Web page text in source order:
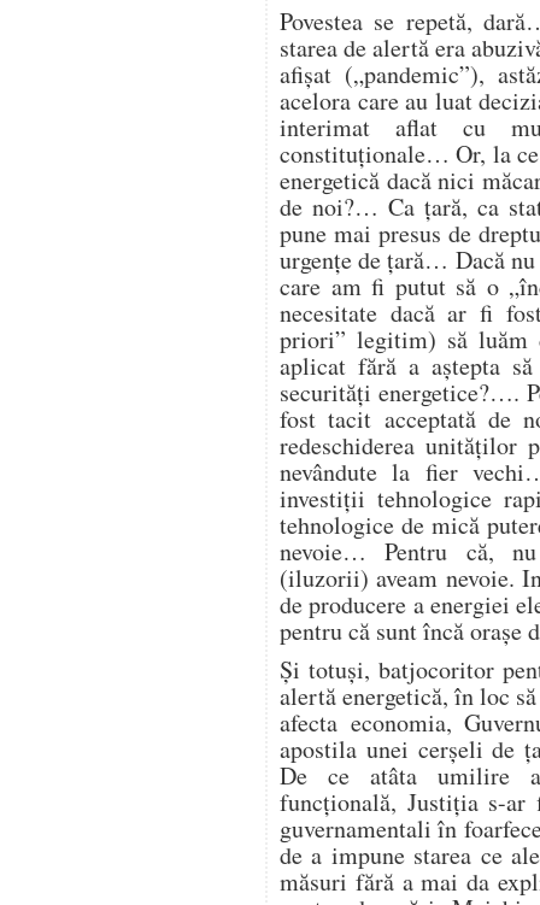
Povestea se repetă,
starea de alertă era
afișat („pandemic”),
acelora care au luat
interimat aflat cu
constituționale… Or, la
energetică dacă nici
de noi?… Ca țară, ca
pune mai presus de
urgențe de țară… Dacă
care am fi putut să o
necesitate dacă ar fi
priori” legitim) să luăm
aplicat fără a aștepta
securități energetice?….
fost tacit acceptată de
redeschiderea unităților
nevândute la fier
investiții tehnologice
tehnologice de mică
nevoie… Pentru că,
(iluzorii) aveam nevoie.
de producere a energiei
pentru că sunt încă orașe
Și totuși, batjocoritor
alertă energetică, în loc
afecta economia,
apostila unei cerșeli de
De ce atâta umilire
funcțională, Justiția s-
guvernamentali în
de a impune starea ce
măsuri fără a mai da